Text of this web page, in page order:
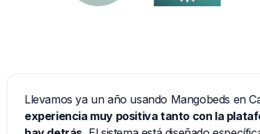
Llevamos ya un año usando Mangobeds en
experiencia muy positiva tanto con la